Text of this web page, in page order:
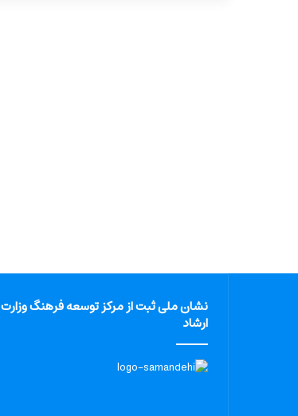
نشان ملی ثبت از مرکز توسعه فرهنگ وزارت
ارشاد